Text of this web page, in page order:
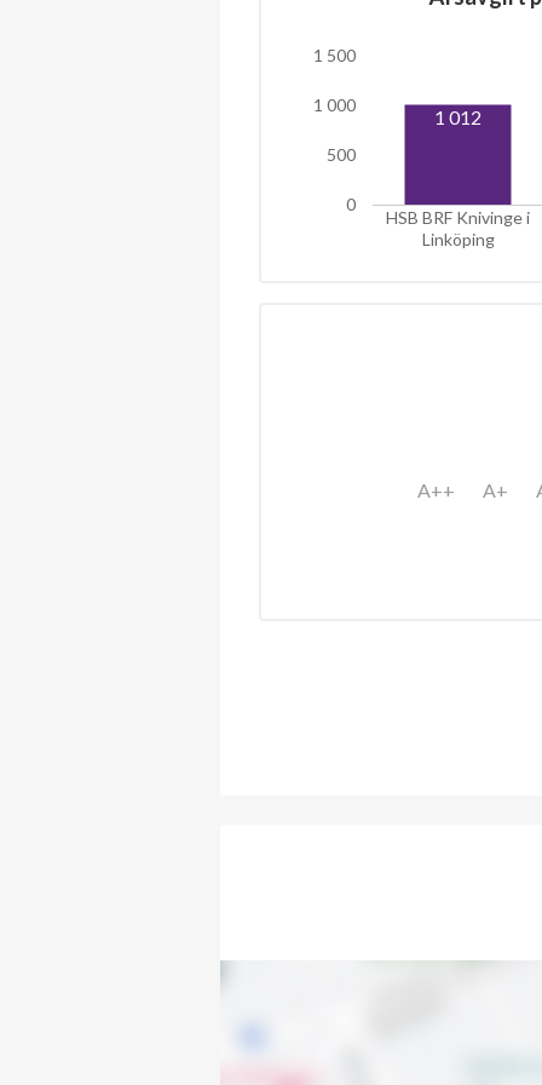
HSB BRF Knivinge i
Linköping
0
500
1 000
1 500
1 012